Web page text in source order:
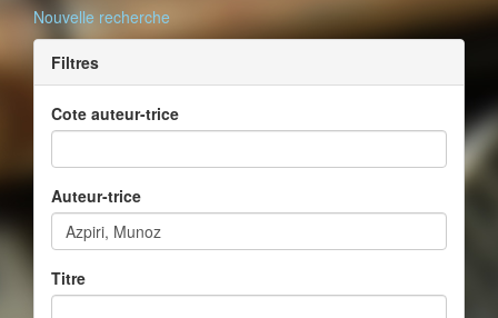
Nouvelle recherche
Filtres
Cote auteur-trice
Auteur-trice
Titre